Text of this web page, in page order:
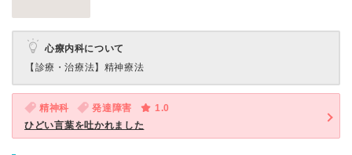
心療内科について
【診療・治療法】 精神療法
精神科 発達障害
1.0
ひどい言葉を吐かれました